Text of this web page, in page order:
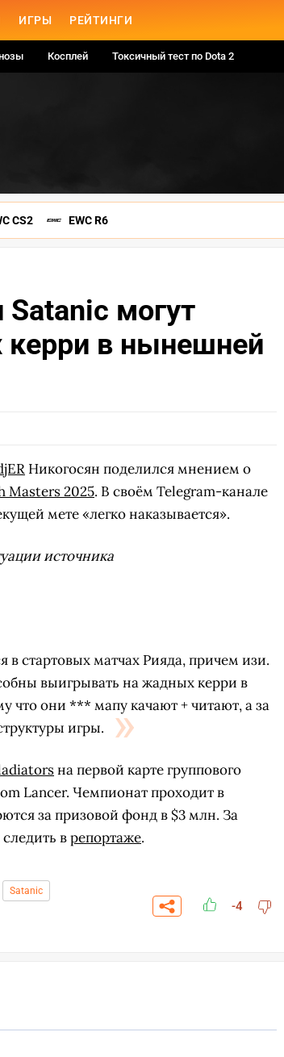
ИГРЫ РЕЙТИНГИ
Косплей Токсичный тест по Dota 2
CS2 EWC R6
Satanic могут
в нынешней
Никогосян поделился мнением о
Masters 2025. В своём Telegram-канале
мете «легко наказывается».
источника
стартовых матчах Рияда, причем изи.
выигрывать на жадных керри в
что они *** мапу качают + читают, а за
игры.
на первой карте группового
Lancer. Чемпионат проходит в
за призовой фонд в $3 млн. За
врепортаже.
Satanic
-4